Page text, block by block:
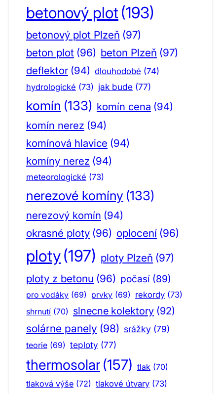
betonový plot (193)
betonový plot Plzeň (97)
beton plot (96) beton Plzeň (97)
deflektor (94) dlouhodobé (74)
hydrologické (73) jak bude (77)
komín (133) komín cena (94)
komín nerez (94)
komínová hlavice (94)
komíny nerez (94)
meteorologické (73)
nerezové komíny (133)
nerezový komín (94)
okrasné ploty (96) oplocení (96)
ploty(197) ploty Plzeň (97)
ploty z betonu (96) počasí (89)
pro vodáky (69) prvky (69) rekordy (73)
shrnutí (70) slnecne kolektory (92)
solárne panely (98) srážky (79)
teorie (69) teploty (77)
thermosolar (157) tlak (70)
tlaková výše (72) tlakové útvary (73)